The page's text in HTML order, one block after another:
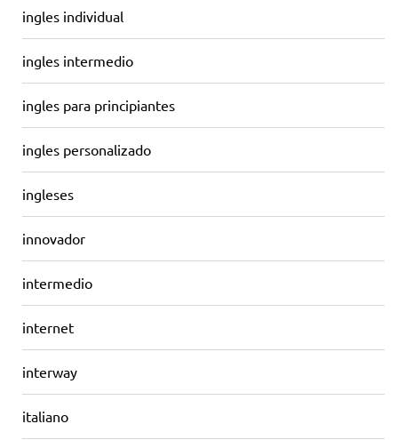
ingles individual
ingles intermedio
ingles para principiantes
ingles personalizado
ingleses
innovador
intermedio
internet
interway
italiano